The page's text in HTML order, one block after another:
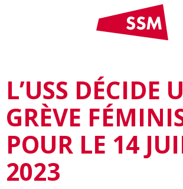
L’USS DÉCIDE
GRÈVE
POUR LE 14
2023